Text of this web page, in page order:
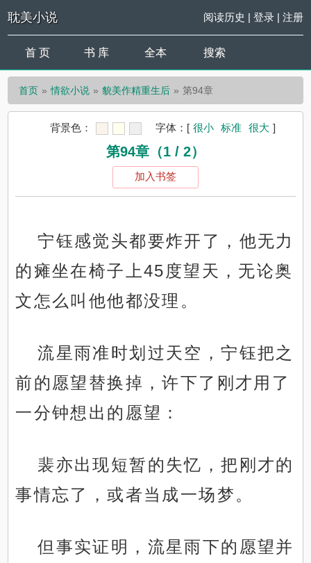
耽美小说 阅读历史 | 登录| 注册
首 页 书 库 全本 搜索
首页 情欲小说 貌美作精重生后 第94章
背景色： 字体： [ 很小 标准 很大 ]
第94章（1 / 2）
加入书签
宁钰感觉头都要炸开了，他无力
的瘫坐在椅子上45度望天，无论奥
文怎么叫他他都没理。
流星雨准时划过天空，宁钰把之
前的愿望替换掉，许下了刚才用了
一分钟想出的愿望：
裴亦出现短暂的失忆，把刚才的
事情忘了，或者当成一场梦。
但事实证明，流星雨下的愿望并